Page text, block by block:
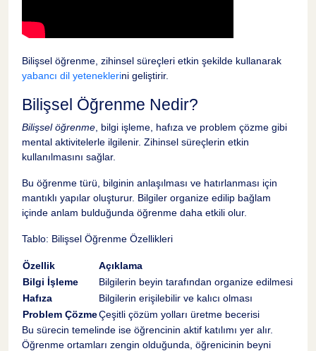
Bilişsel öğrenme, zihinsel süreçleri etkin şekilde kullanarak
yabancı dil yeteneklerini geliştirir.
Bilişsel Öğrenme Nedir?
Bilişsel öğrenme , bilgi işleme, hafıza ve problem çözme gibi
mental aktivitelerle ilgilenir. Zihinsel süreçlerin etkin
kullanılmasını sağlar.
Bu öğrenme türü, bilginin anlaşılması ve hatırlanması için
mantıklı yapılar oluşturur. Bilgiler organize edilip bağlam
içinde anlam bulduğunda öğrenme daha etkili olur.
Tablo: Bilişsel Öğrenme Özellikleri
Özellik
Açıklama
Bilgi İşleme
Bilgilerin beyin tarafından organize edilmesi
Hafıza
Bilgilerin erişilebilir ve kalıcı olması
Problem ÇözmeÇeşitli çözüm yolları üretme becerisi
Bu sürecin temelinde ise öğrencinin aktif katılımı yer alır.
Öğrenme ortamları zengin olduğunda, öğrenicinin beyni